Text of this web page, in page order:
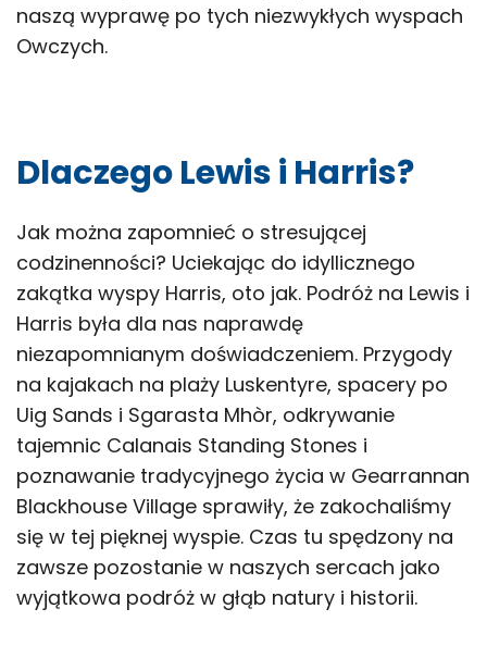
naszą wyprawę po tych niezwykłych wyspach
Owczych.
Dlaczego Lewis i Harris?
Jak można zapomnieć o stresującej
codzinenności? Uciekając do idyllicznego
zakątka wyspy Harris, oto jak. Podróż na Lewis i
Harris była dla nas naprawdę
niezapomnianym doświadczeniem. Przygody
na kajakach na plaży Luskentyre, spacery po
Uig Sands i Sgarasta Mhòr, odkrywanie
tajemnic Calanais Standing Stones i
poznawanie tradycyjnego życia w Gearrannan
Blackhouse Village sprawiły, że zakochaliśmy
się w tej pięknej wyspie. Czas tu spędzony na
zawsze pozostanie w naszych sercach jako
wyjątkowa podróż w głąb natury i historii.